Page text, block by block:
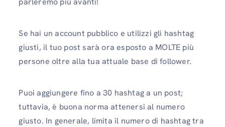
Se hai un account pubblico e utilizzi gli hashtag
giusti, il tuo post sarà ora esposto a MOLTE più
persone oltre alla tua attuale base di follower.
Puoi aggiungere fino a 30 hashtag a un post;
tuttavia, è buona norma attenersi al numero
giusto. In generale, limita il numero di hashtag tra